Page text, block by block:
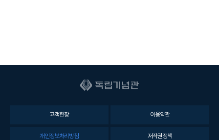
고객헌장 이용약관
개인정보처리방침 저작권정책